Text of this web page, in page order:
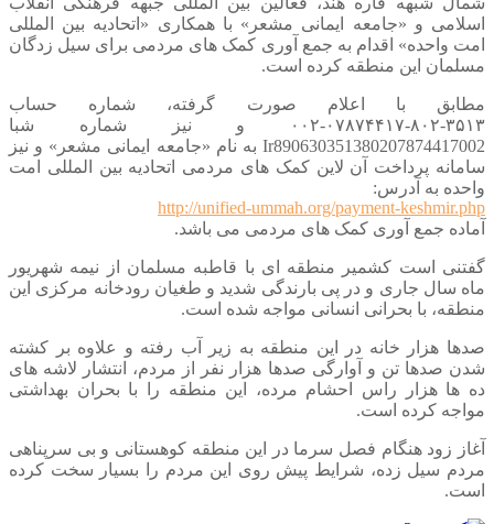
و «جامعه ایمانی مشعر» با همکاری «اتحادیه بین المللی
اقدام به جمع آوری کمک های مردمی برای سیل زدگان
این منطقه کرده است.
با اعلام صورت گرفته، شماره حساب
۳۵۱۳-۸۰۲-۰۷۸۷۴۴۱۷-۰۰۲ و نیز شماره شبا
Ir890630351380207874417002 به نام «جامعه ایمانی مشعر» و نیز
پرداخت آن لاین کمک های مردمی اتحادیه بین المللی امت
به آدرس:
http://unified-ummah.org/payment-
جمع آوری کمک های مردمی می باشد.
است کشمیر منطقه ای با قاطبه مسلمان از نیمه شهریور
جاری و در پی بارندگی شدید و طغیان رودخانه مرکزی این
با بحرانی انسانی مواجه شده است.
هزار خانه در این منطقه به زیر آب رفته و علاوه بر کشته
تن و آوارگی صدها هزار نفر از مردم، انتشار لاشه های
هزار راس احشام مرده، این منطقه را با بحران بهداشتی
کرده است.
زود هنگام فصل سرما در این منطقه کوهستانی و بی سرپناهی
سیل زده، شرایط پیش روی این مردم را بسیار سخت کرده